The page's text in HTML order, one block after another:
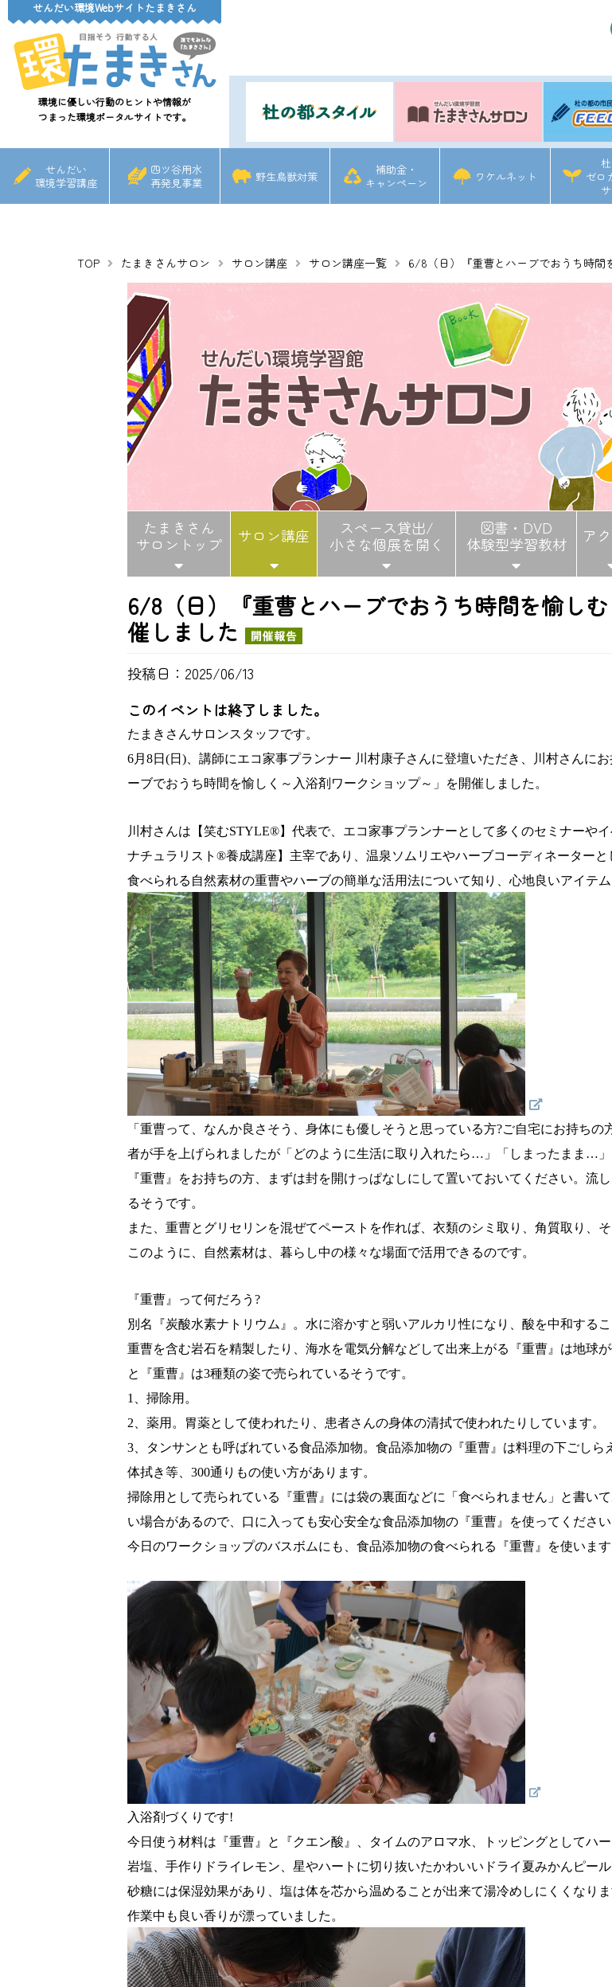
せんだい環境Webサイトたまきさん
環境に優しい行動のヒントや情報が
つまった環境ポータルサイトです。
せんだい
環境学習講座
四ツ谷用水
再発見事業
野生鳥獣対策
補助金・
キャンペーン
ワケルネット
ゼロ
TOP たまきさんサロン サロン講座 サロン講座一覧 6/8（日）『重曹とハーブでおうち時間
たまきさん
サロントップ
サロン講座
スペース貸出/
小さな個展を開く
図書・DVD
体験型学習教材
ア
6/8（日）『重曹とハーブでおうち時間を愉し
催しました
投稿日：2025/06/13
このイベントは終了しました。
たまきさんサロンスタッフです。
6月8日(日)、講師にエコ家事プランナー 川村康子さんに登壇いただき、川村さんに
ーブでおうち時間を愉しく～入浴剤ワークショップ～」を開催しました。
川村さんは【笑むSTYLE®︎】代表で、エコ家事プランナーとして多くのセミナーや
ナチュラリスト®︎養成講座】主宰であり、温泉ソムリエやハーブコーディネーターと
食べられる自然素材の重曹やハーブの簡単な活用法について知り、心地良いアイテ
「重曹って、なんか良さそう、身体にも優しそうと思っている方?ご自宅にお持ち
者が手を上げられましたが「どのように生活に取り入れたら…」「しまったまま…」
『重曹』をお持ちの方、まずは封を開けっぱなしにして置いておいてください。流
るそうです。
また、重曹とグリセリンを混ぜてペーストを作れば、衣類のシミ取り、角質取り、
このように、自然素材は、暮らし中の様々な場面で活用できるのです。
『重曹』って何だろう?
別名『炭酸水素ナトリウム』。水に溶かすと弱いアルカリ性になり、酸を中和するこ
重曹を含む岩石を精製 したり、海水を電気分解などして出来上がる『重曹』は地球
と『重曹』は3種類の姿で売られているそうです。
1、掃除用。
2 、薬用。胃薬として使われたり、患者さんの身体の清拭で使われたりしています。
3 、タンサンとも呼ばれている食品添加物。食品添加物の『重曹』は料理の下ごし
体拭き等、300通りもの使い方があります。
掃除用として売られている『重曹』には袋の裏面などに「食べられません」と書い
い場合があるので、口に入っても安心安全な食品添加物の『重曹』を使ってください
今日のワークショップのバスボムにも、食品添加物の食べられる『重曹』を使います
入浴剤づくりです!
今日使う材料は『重曹』と『クエン酸』、タイムのアロマ水、トッピングとしてハ
岩塩、手作りドライレモン、星やハートに切り抜いたかわいいドライ夏みかんピール
砂糖には保湿効果があり、塩は体を芯から温めることが出来て湯冷めしにくくなりま
作業中も良い香りが漂っていました。